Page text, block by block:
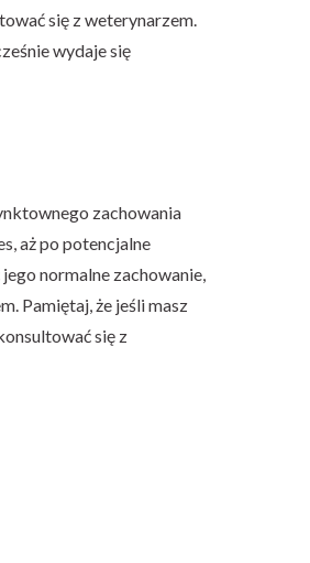
się z weterynarzem.
wydaje się
zachowania
aż po potencjalne
normalne zachowanie,
Pamiętaj, że jeśli masz
się z